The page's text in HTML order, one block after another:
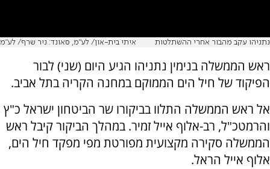
נתניהו עקב מהבור אחרי ההשתלטות איתי בית-און/ לע״מ, סאונד: ניר שרף/ לע״מ
ראש הממשלה בנימין נתניהו הגיע היום (שני) לבור
הפיקוד של חיל הים הממוקם במחנה הקריה בתל אביב.
אל ראש הממשלה התלוו בביקורו שר הביטחון ישראל כ"ץ
והרמטכ"ל, רב-אלוף אייל זמיר. במהלך הביקור קיבל ראש
הממשלה סקירה מקצועית מפורטת מפי מפקד חיל הים,
אלוף אייל הראל.